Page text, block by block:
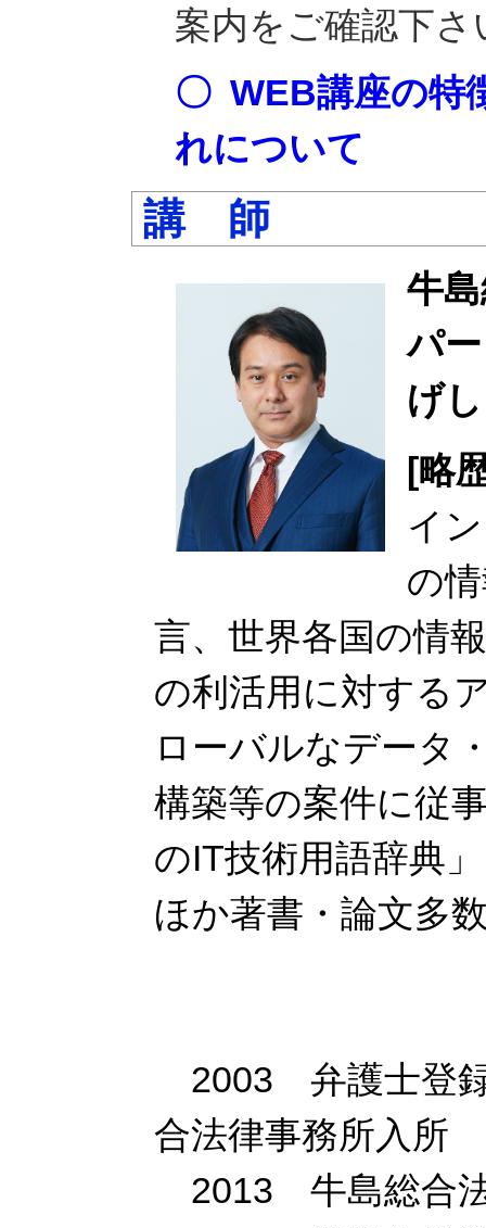
案内をご確認下さ
〇 WEB講座の特
れについて
講 師
牛
パ
げ
[略
イ
の
言、世界各国の情報
の利活用に対する
ローバルなデータ
構築等の案件に従
のIT技術用語辞典
ほか著書・論文多
2003 弁護士登録
合法律事務所入所
2013 牛島総合法